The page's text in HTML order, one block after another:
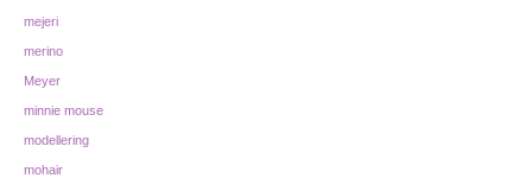
mejeri
merino
Meyer
minnie mouse
modellering
mohair